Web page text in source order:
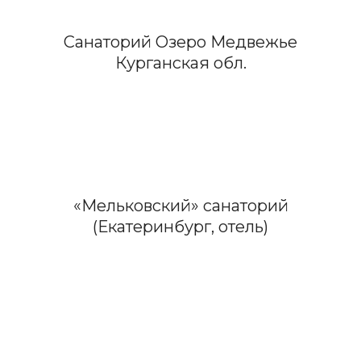
Санаторий Озеро Медвежье
Курганская обл.
«Мельковский» санаторий
(Екатеринбург, отель)